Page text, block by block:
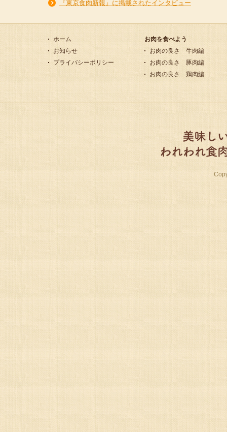
『東京食肉新報』に掲載されたインタビュー
ホーム
お知らせ
プライバシーポリシー
お肉を食べよう
お肉の良さ 牛肉編
お肉の良さ 豚肉編
お肉の良さ 鶏肉編